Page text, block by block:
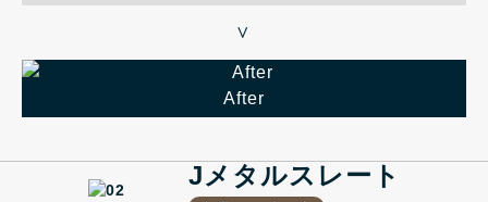
＞
After
Jメタルスレート